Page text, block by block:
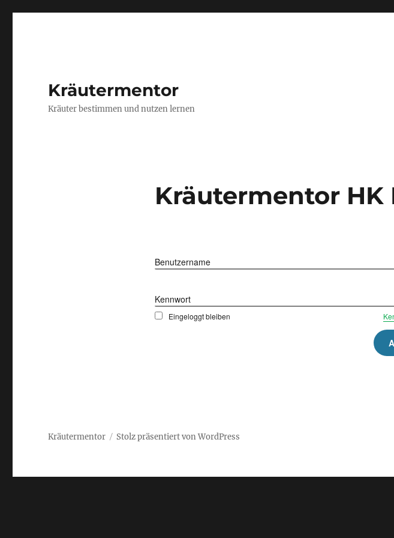
Kräutermentor
Kräuter bestimmen und nutzen lernen
Kräutermentor HK
Benutzername
Kennwort
Eingeloggt bleiben
Kräutermentor Stolz präsentiert von WordPress